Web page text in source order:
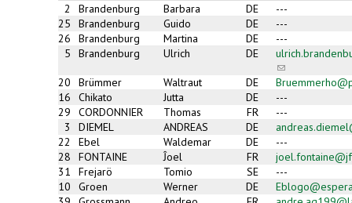
2
Brandenburg Barbara DE
---
25
Brandenburg Guido DE
---
26
Brandenburg Martina DE
---
5
Brandenburg Ulrich DE
(link
sends
e-
mail)
20 Brümmer Waltraut DE
16
Chikato Jutta DE
---
29
CORDONNIER Thomas FR
---
3
DIEMEL ANDREAS DE
22
Ebel Waldemar DE
---
28
FONTAINE Ĵoel FR
31
Frejarö Tomio SE
---
10
Groen Werner DE